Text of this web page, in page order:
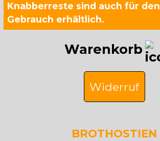
Knabberreste sind auch für
Gebrauch erhältlich.
Warenkorb
Widerruf
BROTHOSTIEN